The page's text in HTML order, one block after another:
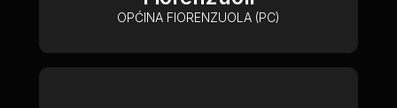
OPĆINA FIORENZUOLA (PC)